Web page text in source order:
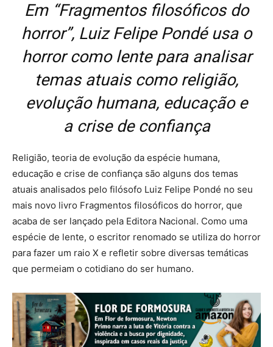
Em “Fragmentos filosóficos do
horror”, Luiz Felipe Pondé usa o
horror como lente para analisar
temas atuais como religião,
evolução humana, educação e
a crise de confiança
Religião, teoria de evolução da espécie humana,
educação e crise de confiança são alguns dos temas
atuais analisados pelo filósofo Luiz Felipe Pondé no seu
mais novo livro Fragmentos filosóficos do horror, que
acaba de ser lançado pela Editora Nacional. Como uma
espécie de lente, o escritor renomado se utiliza do horror
para fazer um raio X e refletir sobre diversas temáticas
que permeiam o cotidiano do ser humano.